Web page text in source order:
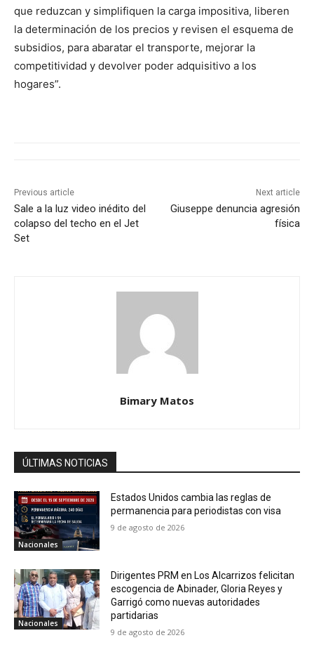
que reduzcan y simplifiquen la carga impositiva, liberen
la determinación de los precios y revisen el esquema de
subsidios, para abaratar el transporte, mejorar la
competitividad y devolver poder adquisitivo a los
hogares”.
Previous article
Sale a la luz video inédito del
colapso del techo en el Jet
Set
Next article
Giuseppe denuncia agresión
física
Bimary Matos
ÚLTIMAS NOTICIAS
Nacionales
Estados Unidos cambia las reglas de
permanencia para periodistas con visa
9 de agosto de 2026
Nacionales
Dirigentes PRM en Los Alcarrizos felicitan
escogencia de Abinader, Gloria Reyes y
Garrigó como nuevas autoridades
partidarias
9 de agosto de 2026